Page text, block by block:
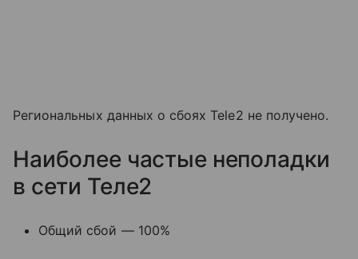
Региональных данных о сбоях Tele2 не получено.
Наиболее частые неполадки
в сети Теле2
Общий сбой — 100%